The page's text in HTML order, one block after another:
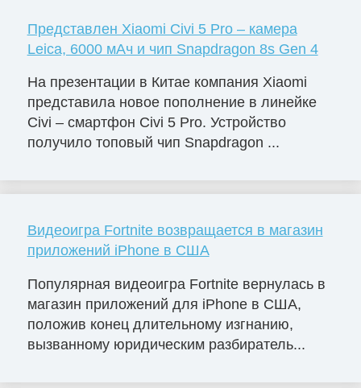
Представлен Xiaomi Civi 5 Pro – камера
Leica, 6000 мАч и чип Snapdragon 8s Gen 4
На презентации в Китае компания Xiaomi
представила новое пополнение в линейке
Civi – смартфон Civi 5 Pro. Устройство
получило топовый чип Snapdragon ...
Видеоигра Fortnite возвращается в магазин
приложений iPhone в США
Популярная видеоигра Fortnite вернулась в
магазин приложений для iPhone в США,
положив конец длительному изгнанию,
вызванному юридическим разбиратель...